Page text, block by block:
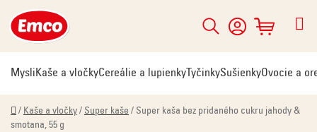
na
obsah
Hľadať
NÁKUPNÝ
KOŠÍK
MysliKaše a vločkyCereálie a lupienky TyčinkySušienkyOvocie a
Domov
/ Kaše a vločky / Super kaše / Super kaša bez pridaného cukru jahody &
smotana, 55 g